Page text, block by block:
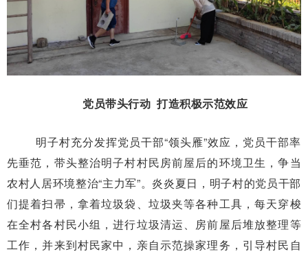
党员带头行动 打造积极示范效应
明子村充分发挥党员干部“领头雁”效应，党员干部率
先垂范，带头整治明子村村民房前屋后的环境卫生，争当
农村人居环境整治“主力军”。炎炎夏日，明子村的党员干部
们提着扫帚，拿着垃圾袋、垃圾夹等各种工具，每天穿梭
在全村各村民小组，进行垃圾清运、房前屋后堆放整理等
工作，并来到村民家中，亲自示范操家理务，引导村民自